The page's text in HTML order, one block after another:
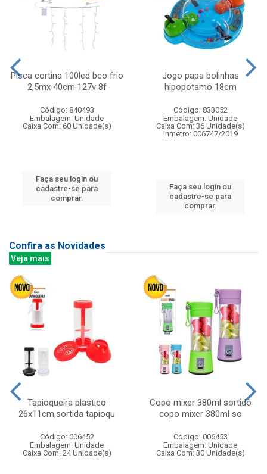
Pisca cortina 100led bco frio
2,5mx 40cm 127v 8f
Código: 840493
Embalagem: Unidade
Caixa Com: 60 Unidade(s)
Faça seu login ou
cadastre-se para
comprar.
Jogo papa bolinhas
hipopotamo 18cm
Código: 833052
Embalagem: Unidade
Caixa Com: 36 Unidade(s)
Inmetro: 006747/2019
Faça seu login ou
cadastre-se para
comprar.
Confira as Novidades
Veja mais
Tapioqueira plastico
26x11cm,sortida tapioqu
Código: 006452
Embalagem: Unidade
Caixa Com: 24 Unidade(s)
Copo mixer 380ml sortido
copo mixer 380ml so
Código: 006453
Embalagem: Unidade
Caixa Com: 30 Unidade(s)